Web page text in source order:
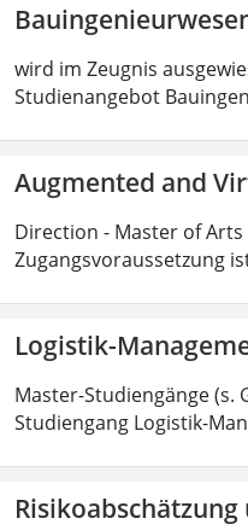
wird im Zeugnis
Studienangebot
Augmented and
Direction - Master of
Zugangsvoraussetzung
Logistik-
Master-Studiengänge (s.
Studiengang Logistik-